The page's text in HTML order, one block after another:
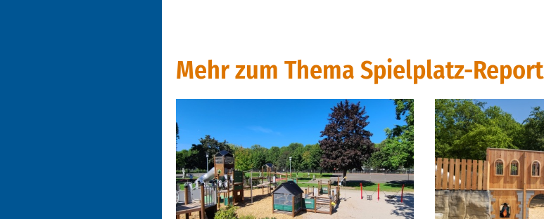
Mehr zum Thema Spielplatz-Report